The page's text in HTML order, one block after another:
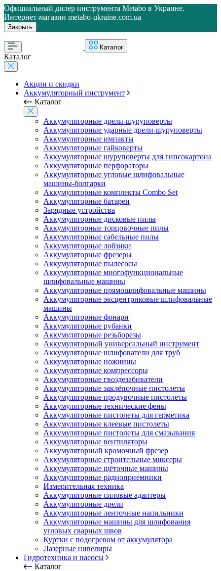
Официальный дилер инструмента Metabo в Украине.
Интернет-магазин metabo-ukraine.com.ua
Закрыть
Каталог
Каталог
Акции и скидки
Аккумуляторный инструмент
Каталог
Аккумуляторные дрели-шуруповерты
Аккумуляторные ударные дрели-шуруповерты
Аккумуляторные импакты
Аккумуляторные гайковерты
Аккумуляторные шуруповерты для гипсокартона
Аккумуляторные перфораторы
Аккумуляторные угловые шлифовальные
машины-болгарки
Аккумуляторные комплекты Combo Set
Аккумуляторные батареи
Зарядные устройства
Аккумуляторные дисковые пилы
Аккумуляторные торцовочные пилы
Аккумуляторные сабельные пилы
Аккумуляторные лобзики
Аккумуляторные фрезеры
Аккумуляторные пылесосы
Аккумуляторные многофункциональные
шлифовальные машины
Аккумуляторные прямошлифовальные машины
Аккумуляторные эксцентриковые шлифовальные
машины
Аккумуляторные фонари
Аккумуляторные рубанки
Аккумуляторные резьборезы
Аккумуляторный универсальный инструмент
Аккумуляторные шлифователи для труб
Аккумуляторные ножницы
Аккумуляторные компрессоры
Аккумуляторные гвоздезабиватели
Аккумуляторные заклёпочные пистолеты
Аккумуляторные продувочные пистолеты
Аккумуляторные технические фены
Аккумуляторные пистолеты для герметика
Аккумуляторные клеевые пистолеты
Аккумуляторные пистолеты для смазывания
Аккумуляторные вентиляторы
Аккумуляторный кромочный фрезер
Аккумуляторные строительные миксеры
Аккумуляторные щёточные машины
Аккумуляторные радиоприемники
Измерительная техника
Аккумуляторные силовые адаптеры
Аккумуляторные дрели
Аккумуляторные ленточные напильники
Аккумуляторные машины для шлифования
угловых сварных швов
Куртки с подогревом от аккумулятора
Лазерные нивелиры
Гидротехника и насосы
Каталог